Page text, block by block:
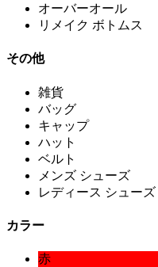
オーバーオール
リメイク ボトムス
その他
雑貨
バッグ
キャップ
ハット
ベルト
メンズ シューズ
レディース シューズ
カラー
赤